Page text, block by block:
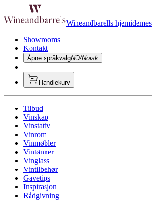
Wineandbarells hjemidemes
Showrooms
Kontakt
Åpne språkvalgNO/Norsk
Handlekurv
Tilbud
Vinskap
Vinstativ
Vinrom
Vinmøbler
Vintønner
Vinglass
Vintilbehør
Gavetips
Inspirasjon
Rådgivning